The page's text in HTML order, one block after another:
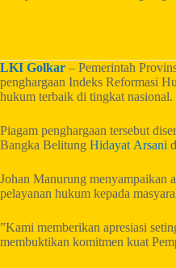
LKI Golkar – Pemerintah
penghargaan Indeks Reformasi
hukum terbaik di tingkat nasional.
Piagam penghargaan tersebut
Bangka Belitung Hidayat Arsani
Johan Manurung menyampaikan
pelayanan hukum kepada
​”Kami memberikan apresiasi
membuktikan komitmen kuat